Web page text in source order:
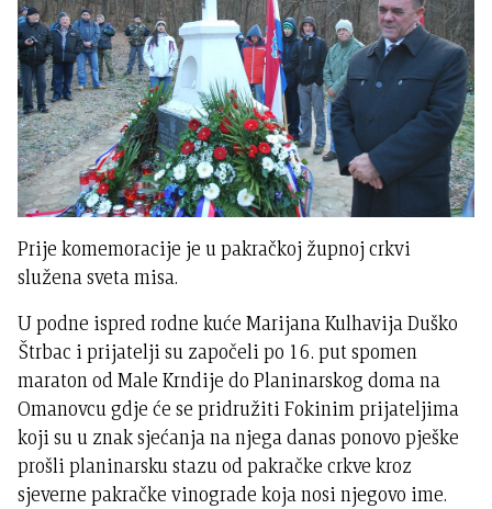
Prije komemoracije je u pakračkoj župnoj crkvi
služena sveta misa.
U podne ispred rodne kuće Marijana Kulhavija Duško
Štrbac i prijatelji su započeli po 16. put spomen
maraton od Male Krndije do Planinarskog doma na
Omanovcu gdje će se pridružiti Fokinim prijateljima
koji su u znak sjećanja na njega danas ponovo pješke
prošli planinarsku stazu od pakračke crkve kroz
sjeverne pakračke vinograde koja nosi njegovo ime.